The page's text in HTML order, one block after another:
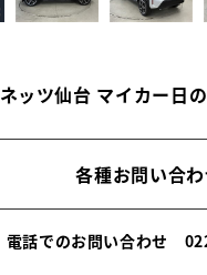
ネッツ仙台 マイカー日
各種お問い合
電話でのお問い合わせ